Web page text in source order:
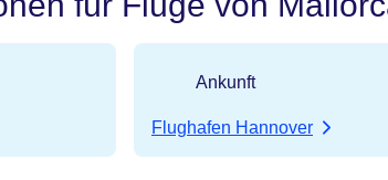
Ankunft
Flughafen Hannover